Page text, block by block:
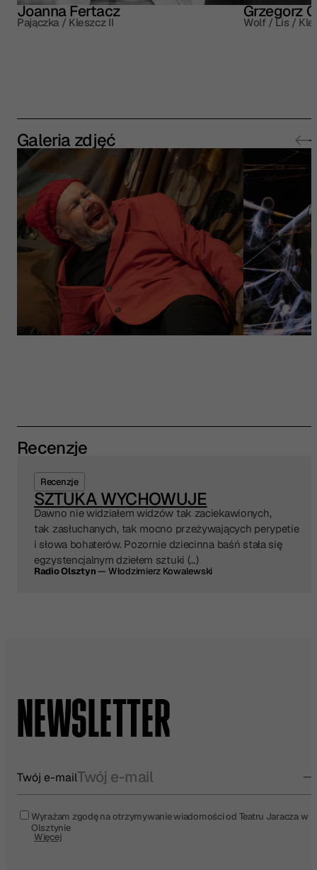
Joanna Fertacz
Pajączka / Kleszcz II
Grzegorz
Wolf / Lis /
Galeria zdjęć
Recenzje
Recenzje
SZTUKA WYCHOWUJE
Dawno nie widziałem widzów tak zaciekawionych,
tak zasłuchanych, tak mocno przeżywających perypetie
i słowa bohaterów. Pozornie dziecinna baśń stała się
egzystencjalnym dziełem sztuki (…)
Radio Olsztyn— Włodzimierz Kowalewski
NEWSLETTER
Twój e-mail
Wyrażam zgodę na otrzymywanie wiadomości od Teatru Jaracza w
Olsztynie
Więcej